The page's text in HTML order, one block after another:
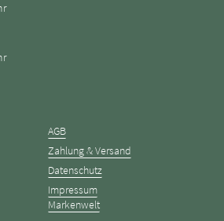
AGB
Zahlung & Versand
Datenschutz
Impressum
Markenwelt